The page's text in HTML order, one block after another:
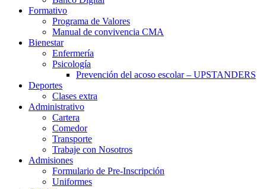
Formativo
Programa de Valores
Manual de convivencia CMA
Bienestar
Enfermería
Psicología
Prevención del acoso escolar – UPSTANDERS
Deportes
Clases extra
Administrativo
Cartera
Comedor
Transporte
Trabaje con Nosotros
Admisiones
Formulario de Pre-Inscripción
Uniformes